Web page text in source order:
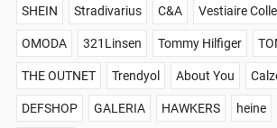
SHEIN Stradivarius C&A Vestiaire
OMODA 321Linsen Tommy Hilfiger
THE OUTNET Trendyol About You
DEFSHOP GALERIA HAWKERS heine